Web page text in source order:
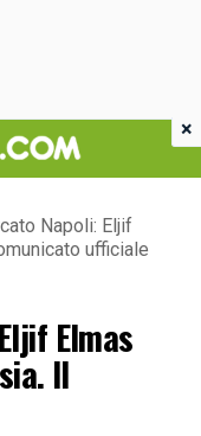
Napoli: Eljif
ufficiale
Elmas
Il
×